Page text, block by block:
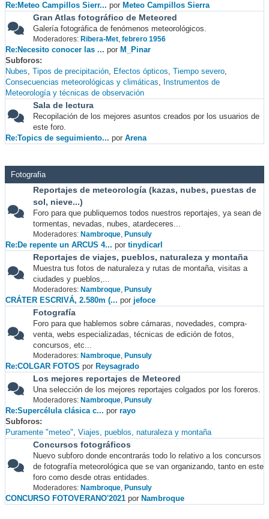
Re:Meteo Campillos Sierr... por Meteo Campillos Sierra
Gran Atlas fotográfico de Meteored
Galería fotográfica de fenómenos meteorológicos.
Moderadores: Ribera-Met, febrero 1956
Re:Necesito conocer las ... por M_Pinar
Subforos
Nubes Tipos de precipitación Efectos ópticos Tiempo severo
Consecuencias meteorológicas y climáticas
Instrumentos de
Meteorología y técnicas de observación
Sala de lectura
Recopilación de los mejores asuntos creados por los usuarios de
este foro.
Re:Topics de seguimiento... por Arena
Fotografia
Reportajes de meteorología (kazas, nubes, puestas de
sol, nieve...)
Foro para que publiquemos todos nuestros reportajes, ya sean de
tormentas, nevadas, nubes, atardeceres...
Moderadores: Nambroque, Punsuly
Re:De repente un ARCUS 4... por tinydicarl
Reportajes de viajes, pueblos, naturaleza y montaña
Muestra tus fotos de naturaleza y rutas de montaña, visitas a
ciudades y pueblos,...
Moderadores: Nambroque, Punsuly
CRÁTER ESCRIVÁ, 2.580m (... por jefoce
Fotografía
Foro para que hablemos sobre cámaras, novedades, compra-
venta, webs especializadas, técnicas de edición de fotos,
concursos, etc...
Moderadores: Nambroque, Punsuly
Re:COLGAR FOTOS por Reysagrado
Los mejores reportajes de Meteored
Una selección de los mejores reportajes colgados por los foreros.
Moderadores: Nambroque, Punsuly
Re:Supercélula clásica c... por rayo
Subforos
Puramente "meteo" Viajes, pueblos, naturaleza y montaña
Concursos fotográficos
Nuevo subforo donde encontrarás todo lo relativo a los concursos
de fotografía meteorológica que se van organizando, tanto en este
foro como desde otras entidades.
Moderadores: Nambroque, Punsuly
CONCURSO FOTOVERANO'2021 por Nambroque